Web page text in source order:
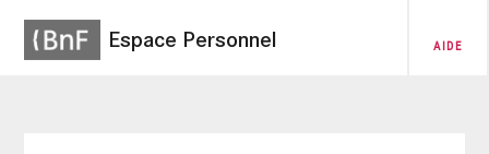
Espace Personnel AIDE